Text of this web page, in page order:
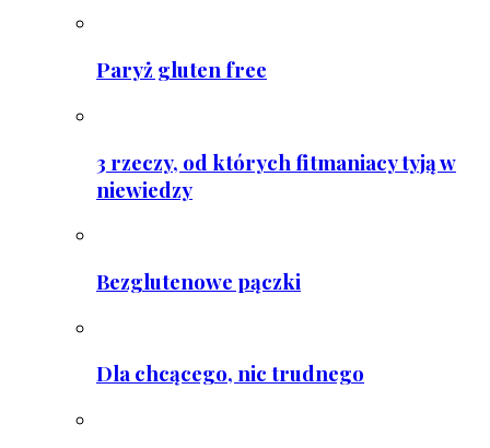
Paryż gluten free
3 rzeczy, od których fitmaniacy tyją w
niewiedzy
Bezglutenowe pączki
Dla chcącego, nic trudnego